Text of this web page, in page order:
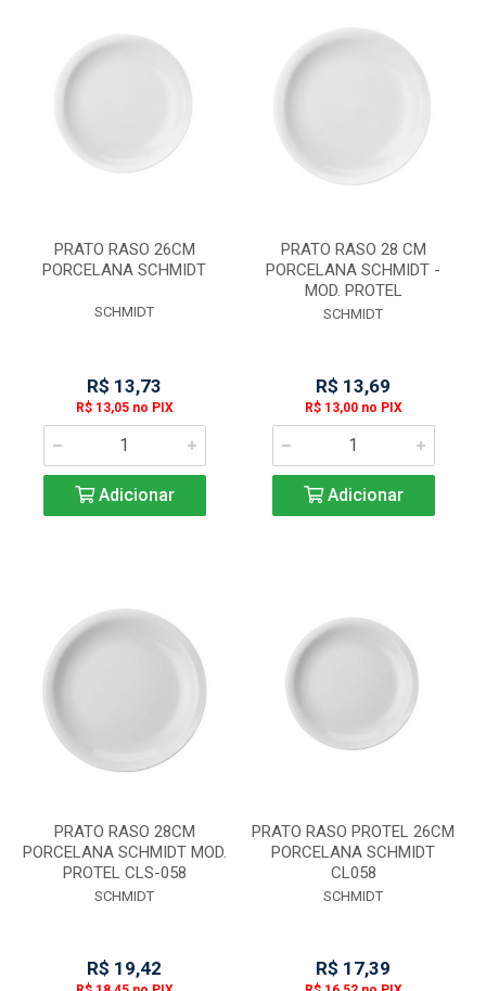
PRATO RASO 26CM
PORCELANA SCHMIDT
SCHMIDT
R$ 13,73
R$ 13,05 no PIX
Adicionar
PRATO RASO 28 CM
PORCELANA SCHMIDT -
MOD. PROTEL
SCHMIDT
R$ 13,69
R$ 13,00 no PIX
Adicionar
PRATO RASO 28CM
PORCELANA SCHMIDT MOD.
PROTEL CLS-058
SCHMIDT
R$ 19,42
PRATO RASO PROTEL 26CM
PORCELANA SCHMIDT
CL058
SCHMIDT
R$ 17,39